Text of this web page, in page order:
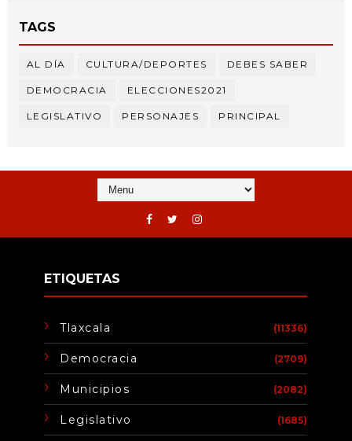
TAGS
AL DÍA CULTURA/DEPORTES DEBES SABER
DEMOCRACIA ELECCIONES2021
LEGISLATIVO PERSONAJES PRINCIPAL
ETIQUETAS
Tlaxcala (11336)
Democracia (2709)
Municipios (2082)
Legislativo (1685)